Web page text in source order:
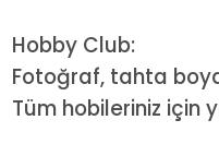
Hobby Club:
Fotoğraf, tahta
Tüm hobileriniz için